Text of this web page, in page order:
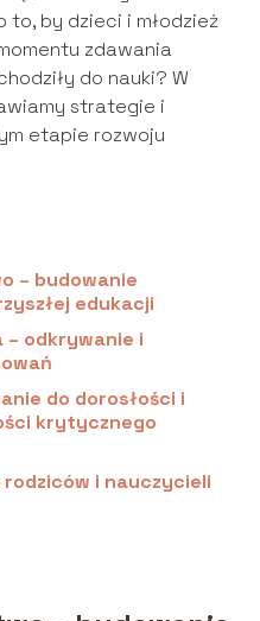
to, by dzieci i młodzież
zdawania
do nauki? W
strategie i
etapie rozwoju
– budowanie
edukacji
– odkrywanie i
do dorosłości i
krytycznego
i nauczycieli